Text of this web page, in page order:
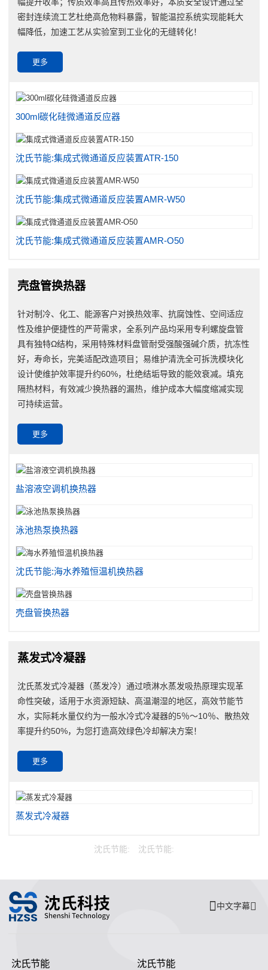
密封连续流工艺杜绝高危物料暴露，智能温控系统实现能耗大
幅降低，加速工艺从实验室到工业化的无缝转化！
更多
300ml碳化硅微通道反应器
沈氏节能:集成式微通道反应装置ATR-150
沈氏节能:集成式微通道反应装置AMR-W50
沈氏节能:集成式微通道反应装置AMR-O50
壳盘管换热器
针对制冷、化工、能源客户对换热效率、抗腐蚀性、空间适应
性及维护便捷性的严苛需求，全系列产品均采用专利螺旋盘管
具有独特Ω结构，采用特殊材料盘管耐受强酸强碱介质，抗冻性
好，寿命长，完美适配改造项目；易维护清洗全可拆洗模块化
设计使维护效率提升约60%，杜绝结垢导致的能效衰减。填充
隔热材料，有效减少换热器的漏热，维护成本大幅度缩减实现
可持续运营。
更多
盐溶液空调机换热器
泳池热泵换热器
沈氏节能:海水养殖恒温机换热器
壳盘管换热器
蒸发式冷凝器
沈氏蒸发式冷凝器（蒸发冷）通过喷淋水蒸发吸热原理实现革
命性突破，适用于水资源短缺、高温潮湿的地区，高效节能节
水，实际耗水量仅约为一般水冷式冷凝器的5％～10％、散热效
率提升约50%，为您打造高效绿色冷却解决方案！
更多
蒸发式冷凝器
沈氏节能: 沈氏节能:
中文字幕
沈氏节能 沈氏节能